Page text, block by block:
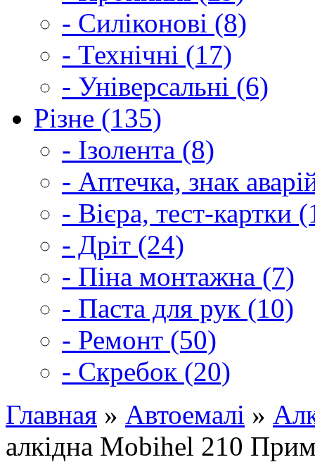
- Силіконові (8)
- Технічні (17)
- Універсальні (6)
Різне (135)
- Ізолента (8)
- Аптечка, знак
- Вієра, тест-картки
- Дріт (24)
- Піна монтажна (7)
- Паста для рук (10)
- Ремонт (50)
- Скребок (20)
Главная » Автоемалі »
алкідна Mobihel 210